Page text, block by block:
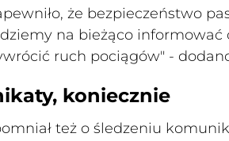
że bezpieczeństwo
na bieżąco informować
ruch pociągów" -
koniecznie
też o śledzeniu